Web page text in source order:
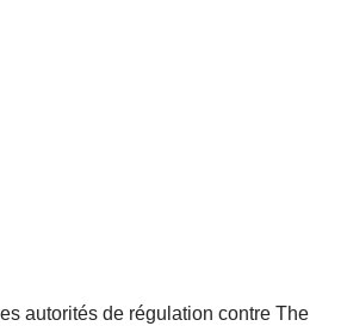
autorités de régulation contre The